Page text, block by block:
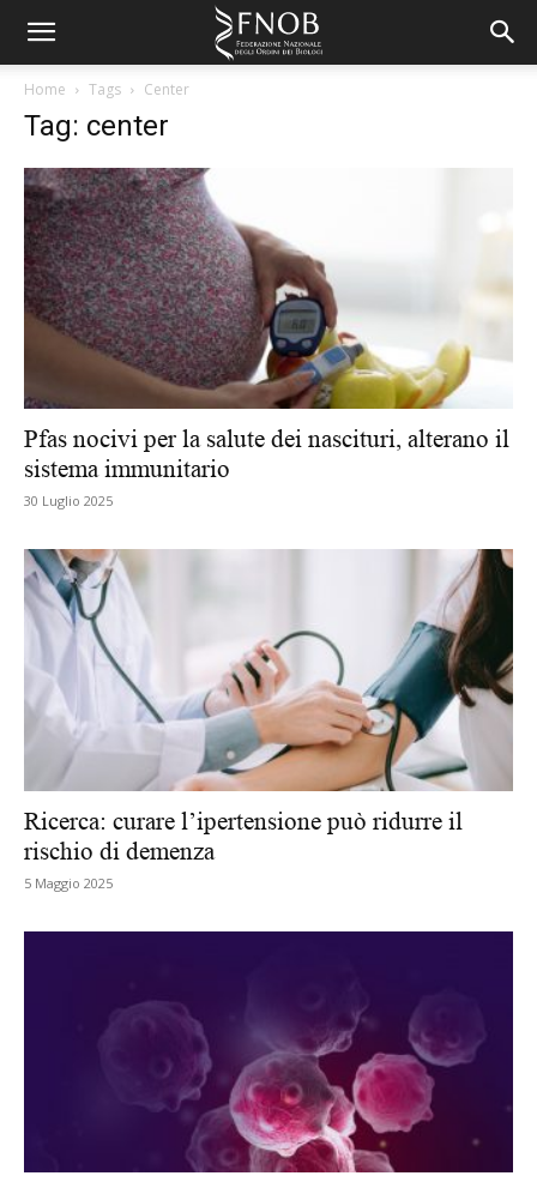
Home Tags Center
Tag: center
Pfas nocivi per la salute dei nascituri, alterano il
sistema immunitario
30 Luglio 2025
Ricerca: curare l’ipertensione può ridurre il
rischio di demenza
5 Maggio 2025